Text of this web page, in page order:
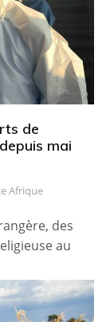
de
mai
Afrique
des
au